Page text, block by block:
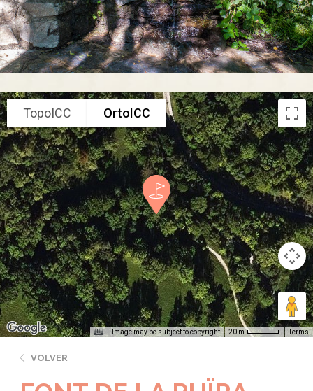
TopoICC OrtoICC
Image may be subject to copyright 20 m Terms
VOLVER